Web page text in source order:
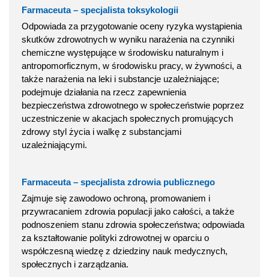
Farmaceuta – specjalista toksykologii
Odpowiada za przygotowanie oceny ryzyka wystąpienia
skutków zdrowotnych w wyniku narażenia na czynniki
chemiczne występujące w środowisku naturalnym i
antropomorficznym, w środowisku pracy, w żywności, a
także narażenia na leki i substancje uzależniające;
podejmuje działania na rzecz zapewnienia
bezpieczeństwa zdrowotnego w społeczeństwie poprzez
uczestniczenie w akacjach społecznych promujących
zdrowy styl życia i walkę z substancjami
uzależniającymi.
Farmaceuta – specjalista zdrowia publicznego
Zajmuje się zawodowo ochroną, promowaniem i
przywracaniem zdrowia populacji jako całości, a także
podnoszeniem stanu zdrowia społeczeństwa; odpowiada
za kształtowanie polityki zdrowotnej w oparciu o
współczesną wiedzę z dziedziny nauk medycznych,
społecznych i zarządzania.